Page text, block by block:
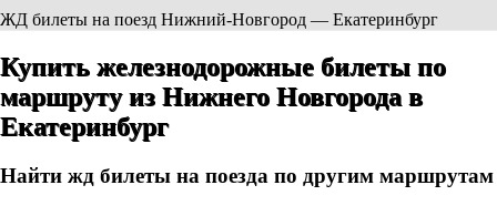
ЖД билеты на поезд Нижний-Новгород — Екатеринбург
Купить железнодорожные билеты по
маршруту из Нижнего Новгорода в
Екатеринбург
Найти жд билеты на поезда по другим маршрутам